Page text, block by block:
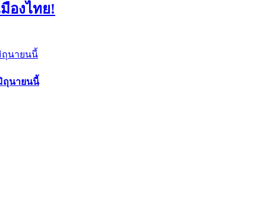
องไทย!
ถุนายนนี้